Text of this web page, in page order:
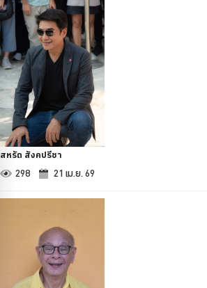
สหรัถ สังคปรีชา
298 21 เม.ย. 69